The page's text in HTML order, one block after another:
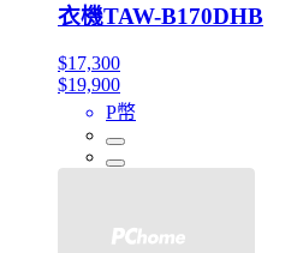
衣機TAW-B170DHB
$17,300
$19,900
P幣